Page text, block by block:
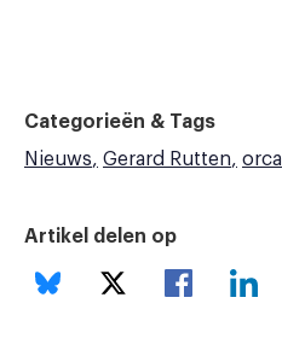
Categorieën & Tags
Nieuws
Gerard Rutten orca
Artikel delen op